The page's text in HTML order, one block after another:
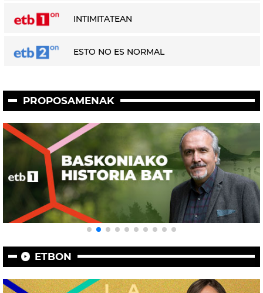
INTIMITATEAN
ESTO NO ES NORMAL
PROPOSAMENAK
ETBON